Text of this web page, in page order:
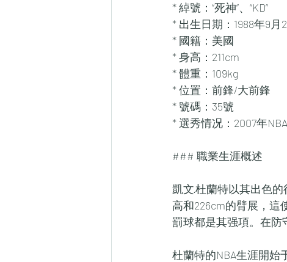
* 綽號：“死神”、“KD”
* 出生日期：1988年9月
* 國籍：美國
* 身高：211cm
* 體重：109kg
* 位置：前鋒/大前鋒
* 號碼：35號
* 選秀情况：2007年
### 職業生涯概述
凱文·杜蘭特以其出色
高和226cm的臂展，這
罰球都是其强項。在防
杜蘭特的NBA生涯開始